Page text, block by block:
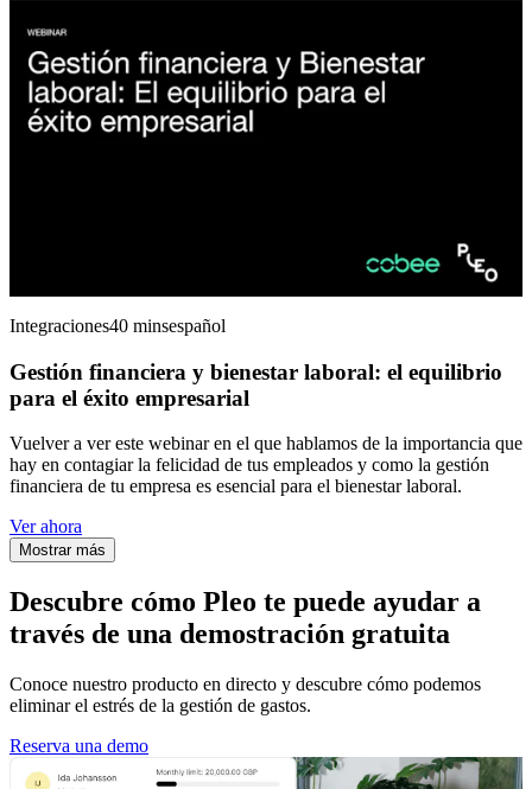
Integraciones40 minsespañol
Gestión financiera y bienestar laboral: el equilibrio
para el éxito empresarial
Vuelver a ver este webinar en el que hablamos de la importancia que
hay en contagiar la felicidad de tus empleados y como la gestión
financiera de tu empresa es esencial para el bienestar laboral.
Ver ahora
Mostrar más
Descubre cómo Pleo te puede ayudar a
través de una demostración gratuita
Conoce nuestro producto en directo y descubre cómo podemos
eliminar el estrés de la gestión de gastos.
Reserva una demo